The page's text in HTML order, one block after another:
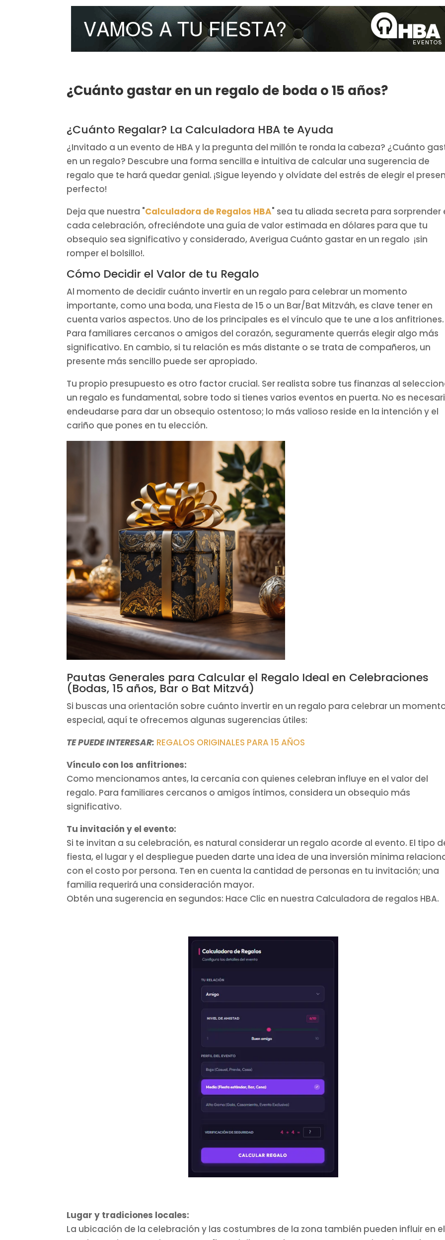
¿Cuánto gastar en un regalo de boda o 15 años?
¿Cuánto Regalar? La Calculadora HBA te Ayuda
¿Invitado a un evento de HBA y la pregunta del millón te ronda la cabeza? ¿Cuánto
en un regalo? Descubre una forma sencilla e intuitiva de calcular una sugerencia de
regalo que te hará quedar genial. ¡Sigue leyendo y olvídate del estrés de elegir el
perfecto!
Deja que nuestra "Calculadora de Regalos HBA" sea tu aliada secreta para sorprender
cada celebración, ofreciéndote una guía de valor estimada en dólares para que tu
obsequio sea significativo y considerado, Averigua Cuánto gastar en un regalo ¡sin
romper el bolsillo!.
Cómo Decidir el Valor de tu Regalo
Al momento de decidir cuánto invertir en un regalo para celebrar un momento
importante, como una boda, una Fiesta de 15 o un Bar/Bat Mitzváh, es clave tener en
cuenta varios aspectos. Uno de los principales es el vínculo que te une a los anfitriones.
Para familiares cercanos o amigos del corazón, seguramente querrás elegir algo más
significativo. En cambio, si tu relación es más distante o se trata de compañeros, un
presente más sencillo puede ser apropiado.
Tu propio presupuesto es otro factor crucial. Ser realista sobre tus finanzas al
un regalo es fundamental, sobre todo si tienes varios eventos en puerta. No es
endeudarse para dar un obsequio ostentoso; lo más valioso reside en la intención y el
cariño que pones en tu elección.
Pautas Generales para Calcular el Regalo Ideal en Celebraciones
(Bodas, 15 años, Bar o Bat Mitzvá)
Si buscas una orientación sobre cuánto invertir en un regalo para celebrar un
especial, aquí te ofrecemos algunas sugerencias útiles:
TE PUEDE INTERESAR: REGALOS ORIGINALES PARA 15 AÑOS
Vínculo con los anfitriones:
Como mencionamos antes, la cercanía con quienes celebran influye en el valor del
regalo. Para familiares cercanos o amigos íntimos, considera un obsequio más
significativo.
Tu invitación y el evento:
Si te invitan a su celebración, es natural considerar un regalo acorde al evento. El tipo
fiesta, el lugar y el despliegue pueden darte una idea de una inversión mínima
con el costo por persona. Ten en cuenta la cantidad de personas en tu invitación; una
familia requerirá una consideración mayor.
Obtén una sugerencia en segundos: Hace Clic en nuestra Calculadora de regalos HBA.
Lugar y tradiciones locales:
La ubicación de la celebración y las costumbres de la zona también pueden influir en el